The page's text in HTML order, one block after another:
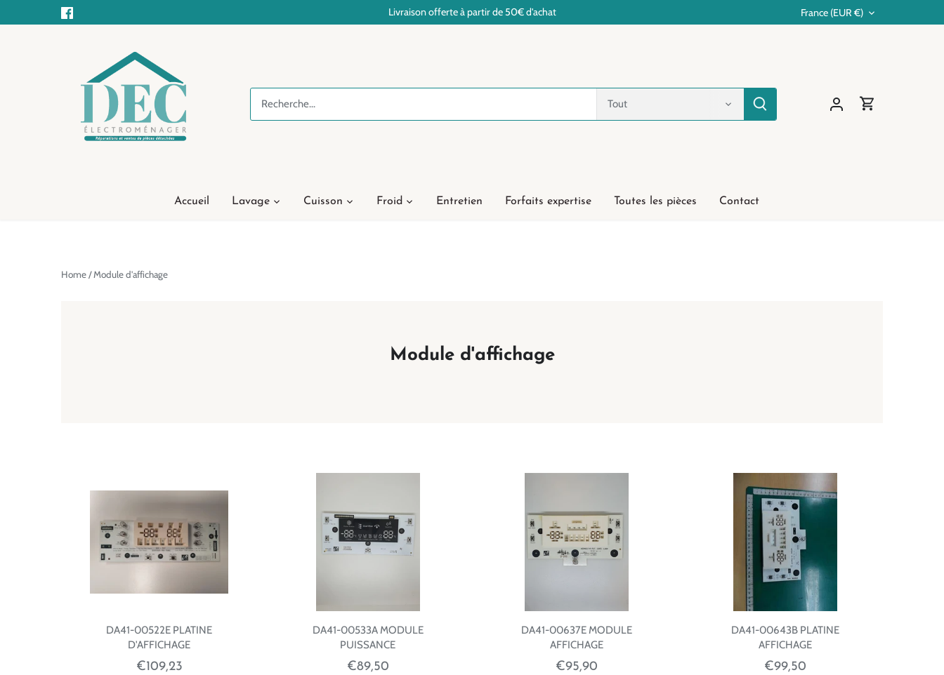
Livraison offerte à partir de 50€ d'achat Devise
France (EUR €)
Tout
Accueil Lavage Cuisson Froid Entretien Forfaits expertise Toutes les pièces Contact
Home /Module d'affichage
Module d'affichage
DA41-00522E PLATINE
D'AFFICHAGE
€109,23
DA41-00533A MODULE
PUISSANCE
€89,50
DA41-00637E MODULE
AFFICHAGE
€95,90
DA41-00643B PLATINE
AFFICHAGE
€99,50